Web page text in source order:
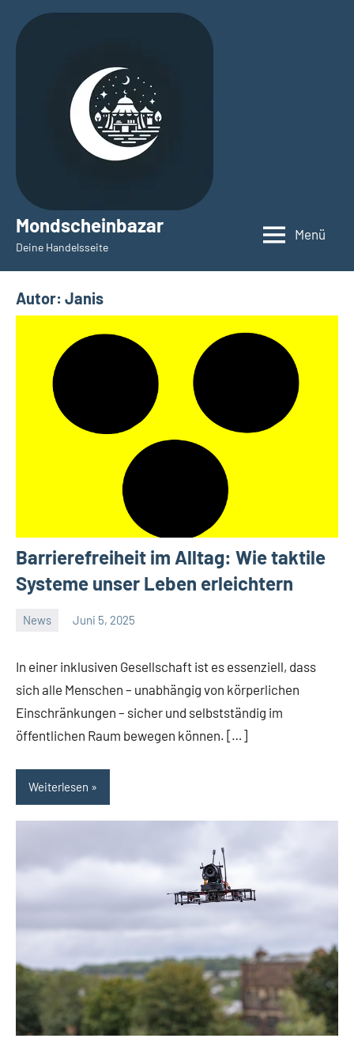
Inhalt
Mondscheinbazar
Deine Handelsseite
Menü
Autor: Janis
Barrierefreiheit im Alltag: Wie taktile
Systeme unser Leben erleichtern
News Juni 5, 2025
In einer inklusiven Gesellschaft ist es essenziell, dass
sich alle Menschen – unabhängig von körperlichen
Einschränkungen – sicher und selbstständig im
öffentlichen Raum bewegen können. […]
Weiterlesen